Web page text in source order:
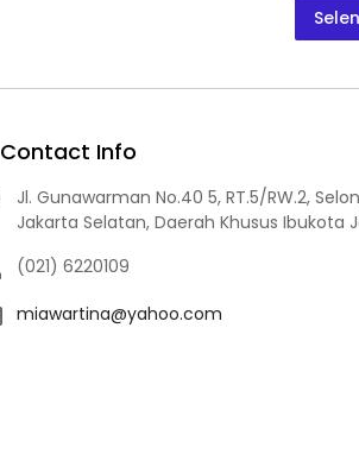
Contact Info
Jl. Gunawarman No.40 5, RT.5/RW.2,
Jakarta Selatan, Daerah Khusus Ibukota
(021) 6220109
miawartina@yahoo.com